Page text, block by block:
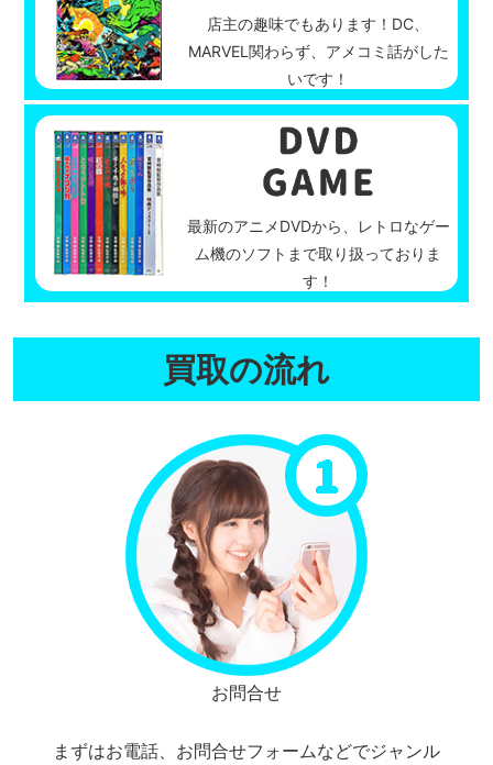
店主の趣味でもあります！DC、
MARVEL関わらず、アメコミ話がした
いです！
最新のアニメDVDから、レトロなゲー
ム機のソフトまで取り扱っておりま
す！
買取の流れ
お問合せ
まずはお電話、お問合せフォームなどでジャンル